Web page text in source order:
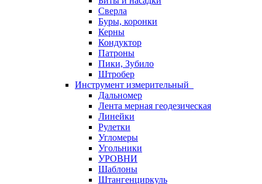
Сверла
Буры, коронки
Керны
Кондуктор
Патроны
Пики, Зубило
Штробер
Инструмент измерительный
Дальномер
Лента мерная геодезическая
Линейки
Рулетки
Угломеры
Угольники
УРОВНИ
Шаблоны
Штангенциркуль